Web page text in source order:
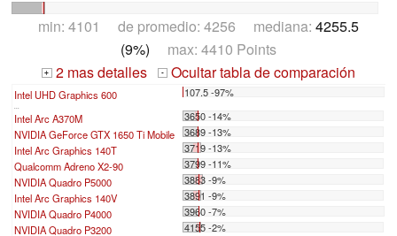
min: 4101 de promedio: 4256 mediana: 4255.5
(9%) max: 4410 Points
+ 2 mas detalles - Ocultar tabla de comparación
Intel UHD Graphics 600 107.5 -97%
Intel Arc A370M
3650 -14%
NVIDIA GeForce GTX 1650 Ti Mobile
3689 -13%
Intel Arc Graphics 140T
3719 -13%
Qualcomm Adreno X2-90
3799 -11%
NVIDIA Quadro P5000
3883 -9%
Intel Arc Graphics 140V
3891 -9%
NVIDIA Quadro P4000
3960 -7%
NVIDIA Quadro P3200
4155 -2%